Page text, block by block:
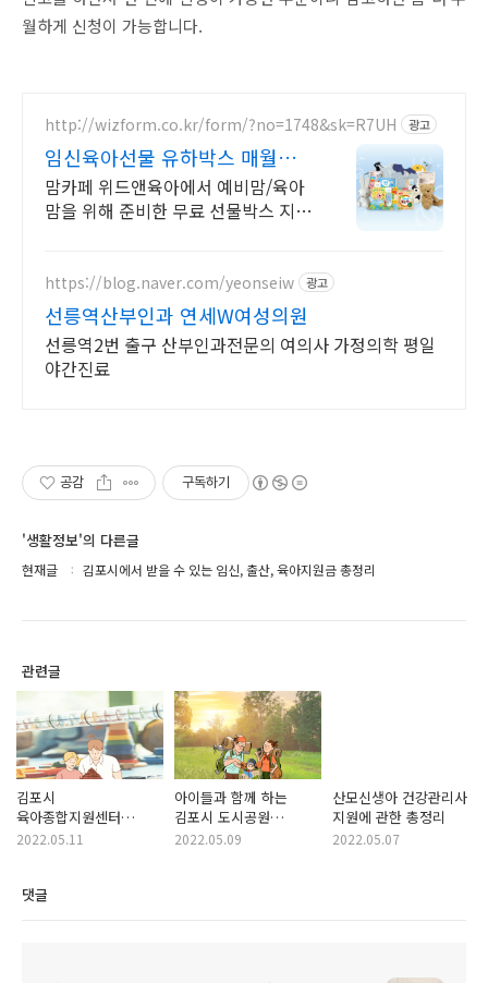
월하게 신청이 가능합니다.
http://wizform.co.kr/form/?no=1748&sk=R7UH 광고
임신육아선물 유하박스 매월
300명 추첨
맘카페 위드앤육아에서 예비맘/육아
맘을 위해 준비한 무료 선물박스 지금
https://blog.naver.com/yeonseiw 광고
선릉역산부인과 연세W여성의원
선릉역2번 출구 산부인과전문의 여의사 가정의학 평일
야간진료
공감 구독하기
'생활정보'의 다른글
현재글 김포시에서 받을 수 있는 임신, 출산, 육아지원금 총정리
관련글
김포시
육아종합지원센터
장난감 도서관
2022.05.11
아이들과 함께 하는
김포시 도시공원
생태체험
2022.05.09
산모신생아 건강관리사
지원에 관한 총정리
2022.05.07
댓글